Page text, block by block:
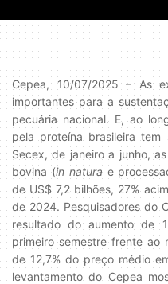
Cepea, 10/07/2025 – As
importantes para a
pecuária nacional. E, ao
pela proteína brasileira
Secex, de janeiro a junho,
bovina (in naturae
de US$ 7,2 bilhões, 27%
de 2024. Pesquisadores do
resultado do aumento de
primeiro semestre frente ao
de 12,7% do preço médio
levantamento do Cepea